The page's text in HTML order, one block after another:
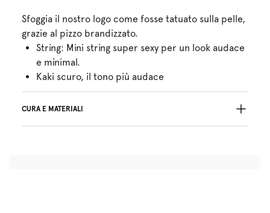
Sfoggia il nostro logo come fosse tatuato sulla pelle,
grazie al pizzo brandizzato.
String: Mini string super sexy per un look audace
e minimal.
Kaki scuro, il tono più audace
CURA E MATERIALI